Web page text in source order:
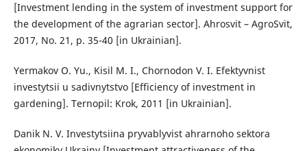
[Investment lending in the system of investment support for
the development of the agrarian sector]. Ahrosvit – AgroSvit,
2017, No. 21, p. 35-40 [in Ukrainian].
Yermakov O. Yu., Kisil M. I., Chornodon V. I. Efektyvnist
investytsii u sadivnytstvo [Efficiency of investment in
gardening]. Ternopil: Krok, 2011 [in Ukrainian].
Danik N. V. Investytsiina pryvablyvist ahrarnoho sektora